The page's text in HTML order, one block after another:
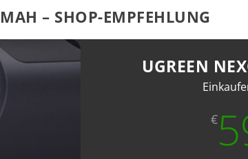
– SHOP-EMPFEHLUNG
UGREEN
€